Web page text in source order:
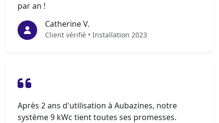
par an !
Catherine V.
Client vérifié • Installation 2023
Après 2 ans d'utilisation à Aubazines, notre
système 9 kWc tient toutes ses promesses.